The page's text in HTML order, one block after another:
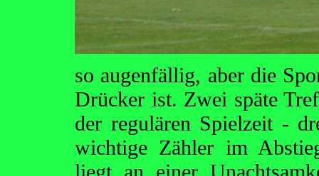
so augenfällig, aber die
Drücker ist. Zwei späte
der regulären Spielzeit -
wichtige Zähler im